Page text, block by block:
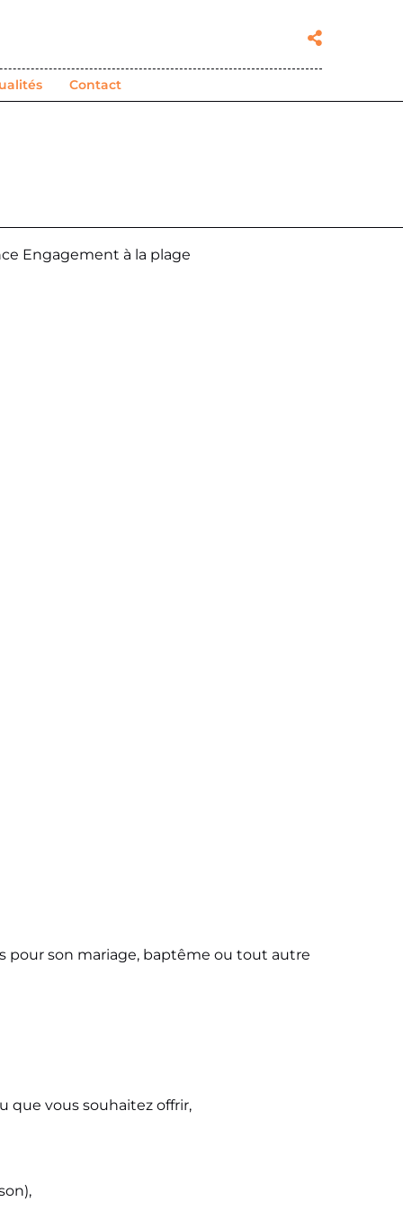
Contact
pour son mariage, baptême ou tout autre
que vous souhaitez offrir,